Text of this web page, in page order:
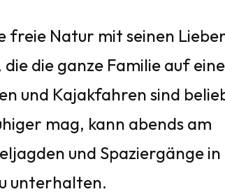
freie Natur mit seinen
die ganze Familie auf
und Kajakfahren sind
mag, kann abends am
und Spaziergänge
unterhalten.